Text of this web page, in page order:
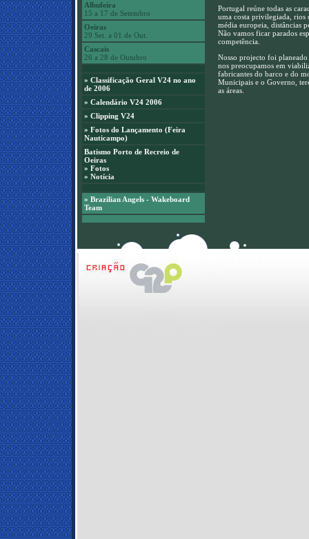
Albufeira
15 a 17 de Setembro
Oeiras
29 Set. a 01 de Out.
Cascais
26 a 28 de Outubro
» Classificação Geral V24 no ano
de 2006
» Calendário V24 2006
» Clipping V24
» Fotosdo Lançamento (Feira
Nauticampo)
Batismo Porto de Recreio de
Oeiras
» Fotos
» Notícia
» Brazilian Angels - Wakeboard
Team
Portugal reúne todas as
uma costa privilegiada, rios
média europeia, distâncias
Não vamos ficar parados
competência.
Nosso projecto foi
nos preocupamos em
fabricantes do barco e do
Municipais e o Governo,
as áreas.